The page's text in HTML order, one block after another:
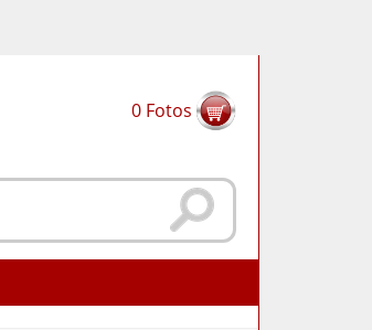
0 Fotos